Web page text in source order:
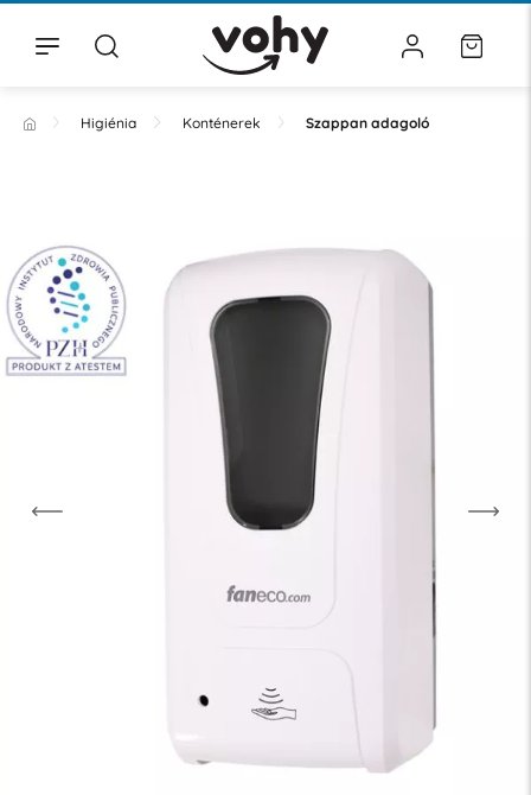
Higiénia Konténerek Szappan adagoló